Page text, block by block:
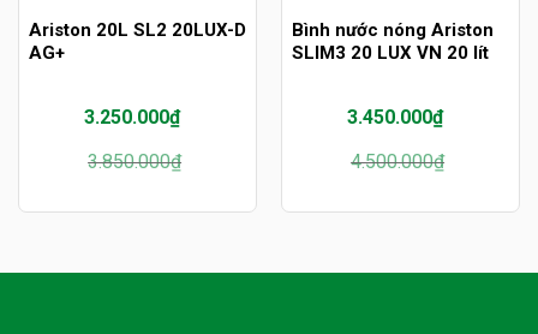
Ariston 20L SL2 20LUX-D
AG+
3.850.000₫
Giá
gốc
3.850.000₫.
3.250.000₫
Giá
hiện
là:
Bình nước nóng Ariston
SLIM3 20 LUX VN 20 lít
4.500.000₫
Giá
gốc
4.500.000₫.
3.450.000₫
Giá
hiện
là: